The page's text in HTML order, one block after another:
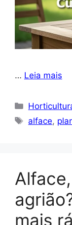
… Leia mais
Categorias
Tags
alface,
mais